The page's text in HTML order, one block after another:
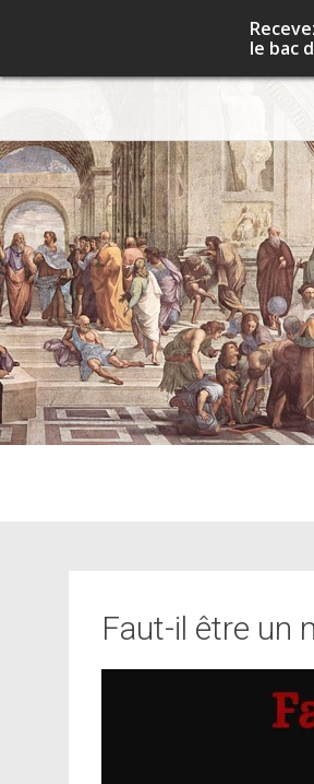
Aller
contenu
principal
Apprendre la
Faut-il être un
le bac